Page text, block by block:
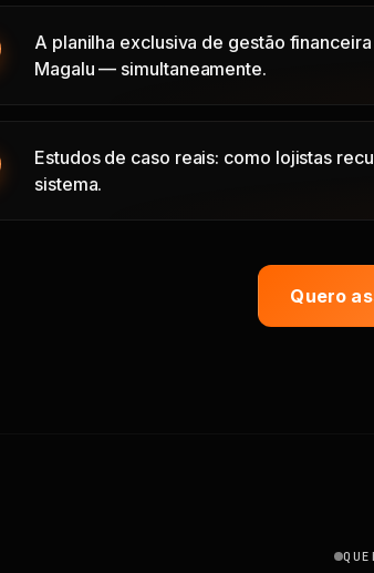
A planilha exclusiva de gestão
Magalu — simultaneamente.
Estudos de caso reais: como lojistas
sistema.
Quero